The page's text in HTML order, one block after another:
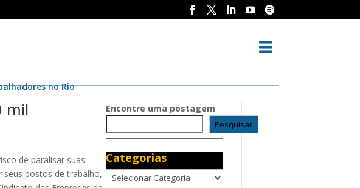

no Rio
mil
de paralisar suas
seus postos de trabalho,
Encontre uma postagem
Pesquisar
Categorias
Categorias